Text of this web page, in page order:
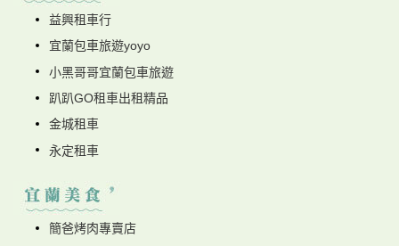
益興租車行
宜蘭包車旅遊yoyo
小黑哥哥宜蘭包車旅遊
趴趴GO租車出租精品
金城租車
永定租車
簡爸烤肉專賣店